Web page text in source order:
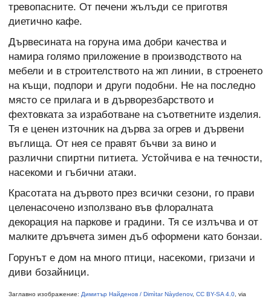
тревопасните. От печени жълъди се приготвя
диетично кафе.
Дървесината на горуна има добри качества и
намира голямо приложение в производството на
мебели и в строителството на жп линии, в строенето
на къщи, подпори и други подобни. Не на последно
място се прилага и в дърворезбарството и
фехтовката за изработване на съответните изделия.
Тя е ценен източник на дърва за огрев и дървени
въглища. От нея се правят бъчви за вино и
различни спиртни питиета. Устойчива е на течности,
насекоми и гъбични атаки.
Красотата на дървото през всички сезони, го прави
целенасочено използвано във флоралната
декорация на паркове и градини. Тя се излъчва и от
малките дръвчета зимен дъб оформени като бонзаи.
Горунът е дом на много птици, насекоми, гризачи и
диви бозайници.
Заглавно изображение: Димитър Найденов / Dimìtar Nàydenov, CC BY-SA 4.0 , via